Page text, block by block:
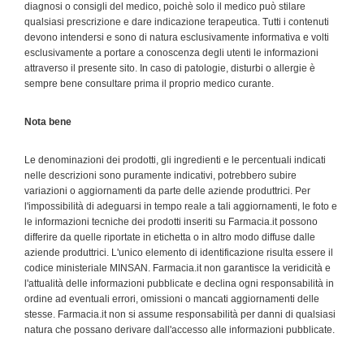
diagnosi o consigli del medico, poichè solo il medico può stilare
qualsiasi prescrizione e dare indicazione terapeutica. Tutti i contenuti
devono intendersi e sono di natura esclusivamente informativa e volti
esclusivamente a portare a conoscenza degli utenti le informazioni
attraverso il presente sito. In caso di patologie, disturbi o allergie è
sempre bene consultare prima il proprio medico curante.
Nota bene
Le denominazioni dei prodotti, gli ingredienti e le percentuali indicati
nelle descrizioni sono puramente indicativi, potrebbero subire
variazioni o aggiornamenti da parte delle aziende produttrici. Per
l'impossibilità di adeguarsi in tempo reale a tali aggiornamenti, le foto e
le informazioni tecniche dei prodotti inseriti su Farmacia.it possono
differire da quelle riportate in etichetta o in altro modo diffuse dalle
aziende produttrici. L'unico elemento di identificazione risulta essere il
codice ministeriale MINSAN. Farmacia.it non garantisce la veridicità e
l'attualità delle informazioni pubblicate e declina ogni responsabilità in
ordine ad eventuali errori, omissioni o mancati aggiornamenti delle
stesse. Farmacia.it non si assume responsabilità per danni di qualsiasi
natura che possano derivare dall'accesso alle informazioni pubblicate.